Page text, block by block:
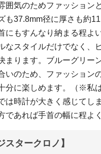
囲気のためファッション
も37.8mm径に厚さも約
にもすんなり納まる程よ
なスタイルだけでなく、
まります。ブルーグリー
いのため、ファッション
分に楽しめます。（※私
は時計が大きく感じてし
であれば手首の幅に程よ
スタークロノ】